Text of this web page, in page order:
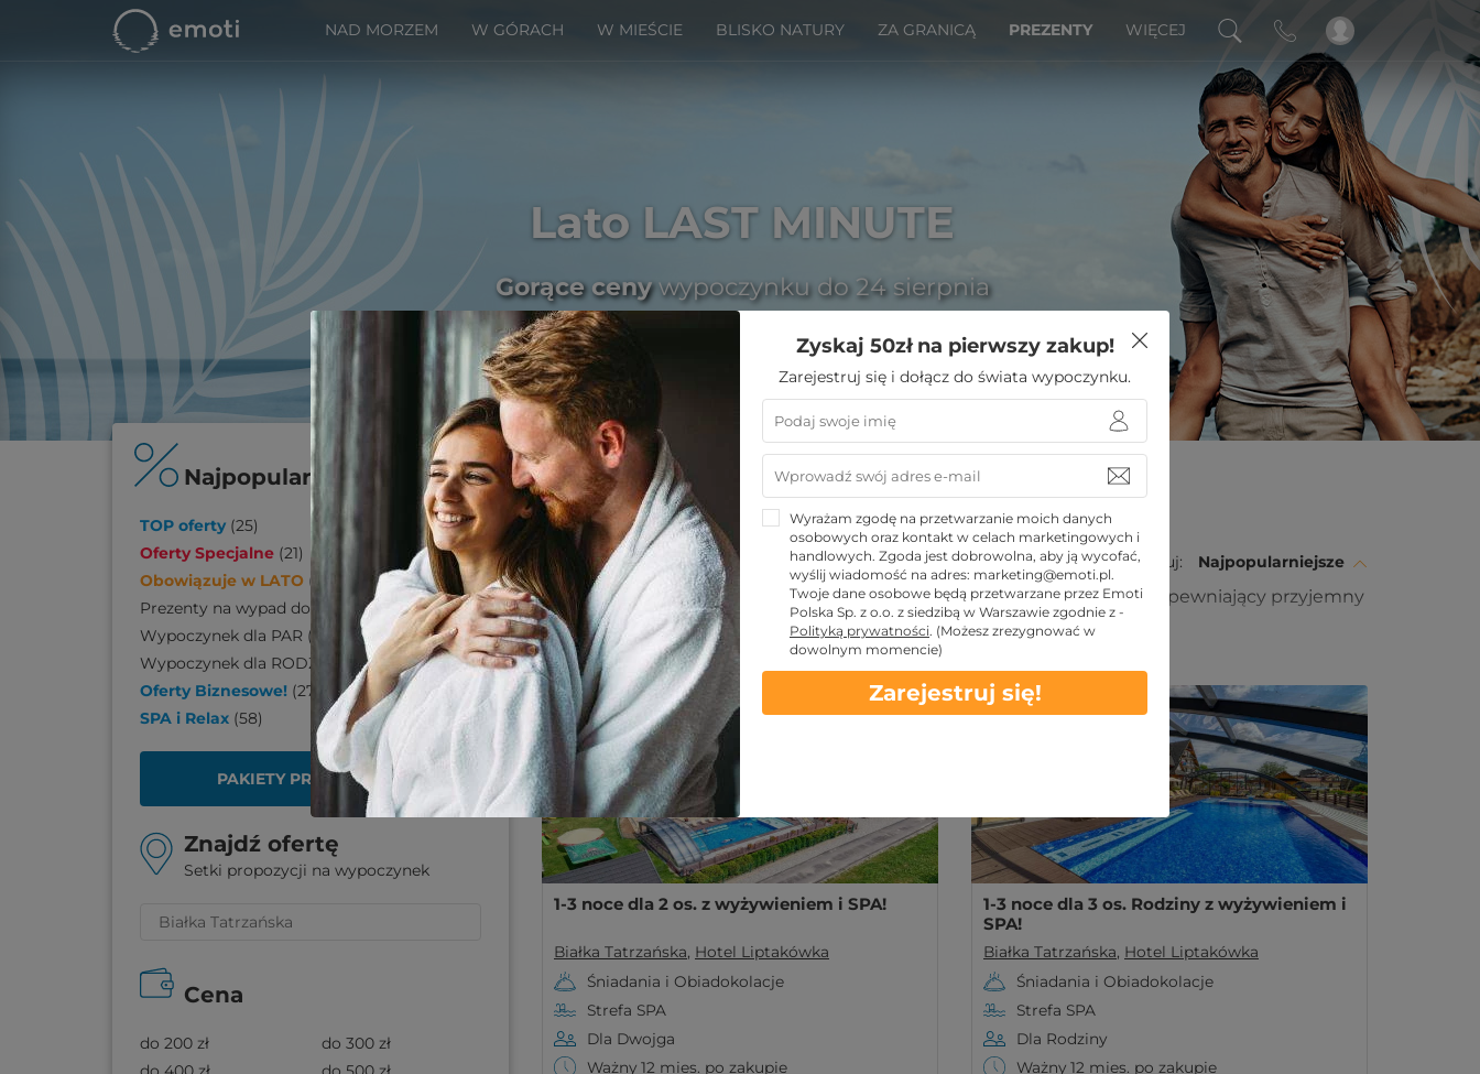
NAD MORZEM W GÓRACH W MIEŚCIE BLISKO NATURY ZA GRANICĄ PREZENTY WIĘCEJ
Lato LAST MINUTE
Gorące cenywypoczynku do 24 sierpnia
Emoti » Noclegi w górach Białka Tatrzańska noclegi Hotel Liptakówka
Najpopularniejsze oferty
TOP oferty (25)
Oferty Specjalne (21)
Obowiązuje w LATO (
Prezenty na wypad do SPA
110)
Wypoczynek dla PAR (
Wypoczynek dla RODZINY
139)
Oferty Biznesowe! (27
SPA i Relax (58)
PAKIETY PREZENTOWE
Znajdź ofertę
Setki propozycji na wypoczynek
Cena
do 200 zł
do 300 zł
Sortuj: Najpopularniejsze
Hotel Liptakówka
Białka Tatrzańska
Hotel Liptakówka w Białce Tatrzańskiej to wyjątkowy hotel w górach, zapewniający przyjemny
relaks. Wybierzcie niezapomniany relaks!
Więcej
TOP Prezenty
1-3 noce dla 2 os. z wyżywieniem i SPA!
Białka Tatrzańska, Hotel Liptakówka
Śniadania i Obiadokolacje
Strefa SPA
Dla Dwojga
Ważny 12 mies. po zakupie
TOP Prezenty
1-3 noce dla 3 os. Rodziny z wyżywieniem i
SPA!
Białka Tatrzańska, Hotel Liptakówka
Śniadania i Obiadokolacje
Strefa SPA
Dla Rodziny
Ważny 12 mies. po zakupie
Zyskaj 50zł na pierwszy zakup!
Zarejestruj się i dołącz do świata wypoczynku.
Wyrażam zgodę na przetwarzanie moich danych
osobowych oraz kontakt w celach marketingowych i
handlowych. Zgoda jest dobrowolna, aby ją wycofać,
wyślij wiadomość na adres: marketing@emoti.pl.
Twoje dane osobowe będą przetwarzane przez Emoti
Polska Sp. z o.o. z siedzibą w Warszawie zgodnie z -
Polityką prywatności. (Możesz zrezygnować w
dowolnym momencie)
Zarejestruj się!